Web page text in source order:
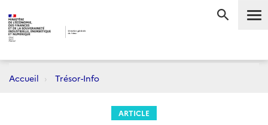
Accueil Trésor-Info
ARTICLE